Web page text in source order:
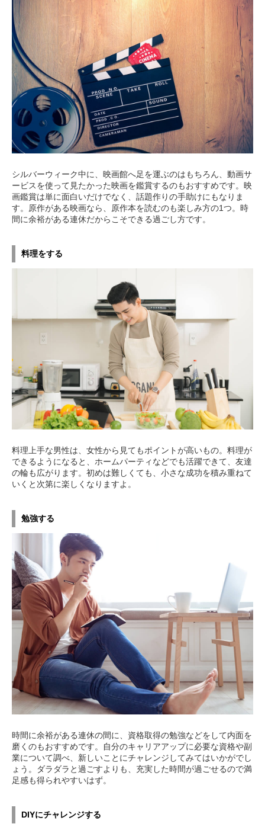
シルバーウィーク中に、映画館へ足を運ぶのはもちろん、動画サ
ービスを使って見たかった映画を鑑賞するのもおすすめです。映
画鑑賞は単に面白いだけでなく、話題作りの手助けにもなりま
す。原作がある映画なら、原作本を読むのも楽しみ方の1つ。時
間に余裕がある連休だからこそできる過ごし方です。
料理をする
料理上手な男性は、女性から見てもポイントが高いもの。料理が
できるようになると、ホームパーティなどでも活躍できて、友達
の輪も広がります。初めは難しくても、小さな成功を積み重ねて
いくと次第に楽しくなりますよ。
勉強する
時間に余裕がある連休の間に、資格取得の勉強などをして内面を
磨くのもおすすめです。自分のキャリアアップに必要な資格や副
業について調べ、新しいことにチャレンジしてみてはいかがでし
ょう。ダラダラと過ごすよりも、充実した時間が過ごせるので満
足感も得られやすいはず。
DIYにチャレンジする